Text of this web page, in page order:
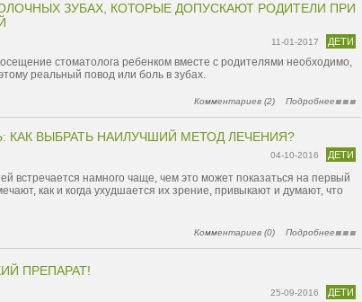
ЗУБАХ, КОТОРЫЕ ДОПУСКАЮТ РОДИТЕЛИ ПРИ
ДЕТИ
11-01-2017
стоматолога ребенком вместе с родителями необходимо,
реальный повод или боль в зубах.
Комментариев (2) Подробнее
КАК ВЫБРАТЬ НАИЛУЧШИЙ МЕТОД ЛЕЧЕНИЯ?
ДЕТИ
04-10-2016
встречается намного чаще, чем это может показаться на первый
как и когда ухудшается их зрение, привыкают и думают, что
Комментариев (0) Подробнее
ПРЕПАРАТ!
ДЕТИ
25-09-2016